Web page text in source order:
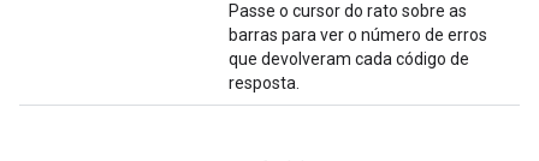
Passe o cursor do rato sobre as
barras para ver o número de erros
que devolveram cada código de
resposta.